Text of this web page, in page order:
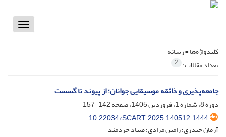
Toggle
کلیدواژه‌ها =رسانه
تعداد مقالات: 2
جامعه‌پذیری و ذائقه موسیقایی جوانان؛ از پیوند تا گسست
دوره 8، شماره 1، فروردین 1405، صفحه
142-157
10.22034/SCART.2025.140512.1444
آرمان حیدری؛ رامین مرادی؛ صیاد خردمند